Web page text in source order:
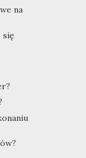
na
się